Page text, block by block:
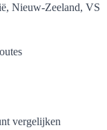
Nieuw-Zeeland, VS
vergelijken